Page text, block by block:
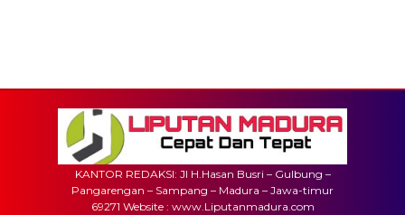
KANTOR REDAKSI: Jl H.Hasan Busri – Gulbung –
Pangarengan – Sampang – Madura – Jawa-timur
69271 Website : www.Liputanmadura.com